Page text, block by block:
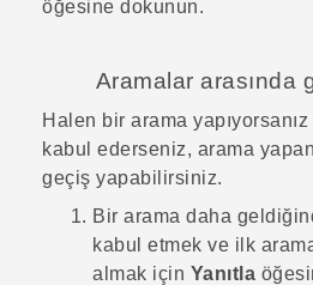
öğesine dokunun.
Aramalar arasında
Halen bir arama
kabul ederseniz, arama
geçiş yapabilirsiniz.
Bir arama daha
kabul etmek ve ilk
almak için Yanıtla